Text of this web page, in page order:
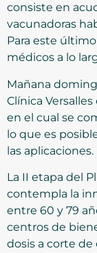
consiste en
vacunadoras
Para este
médicos a lo
Mañana
Clínica
en el cual se
lo que es
las aplicaciones.
La II etapa del
contempla la
entre 60 y 79
centros de
dosis a corte de